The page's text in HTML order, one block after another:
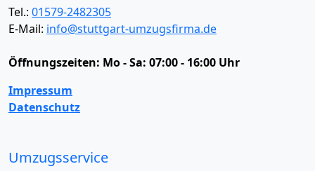
Tel.: 01579-2482305
E-Mail: info@stuttgart-umzugsfirma.de
Öffnungszeiten: Mo - Sa: 07:00 - 16:00 Uhr
Impressum
Datenschutz
Umzugsservice